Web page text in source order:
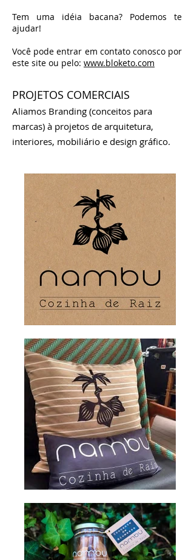
Tem uma idéia bacana? Podemos te
ajudar!
Você pode entrar em contato conosco por
este site ou pelo: www.bloketo.com
PROJETOS COMERCIAIS
Aliamos Branding (conceitos para
marcas) à projetos de arquitetura,
interiores, mobiliário e design gráfico.